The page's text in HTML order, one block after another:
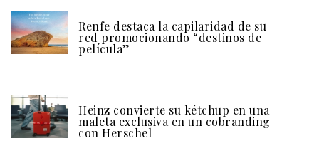
Renfe destaca la capilaridad de su
red promocionando “destinos de
película”
Heinz convierte su kétchup en una
maleta exclusiva en un cobranding
con Herschel